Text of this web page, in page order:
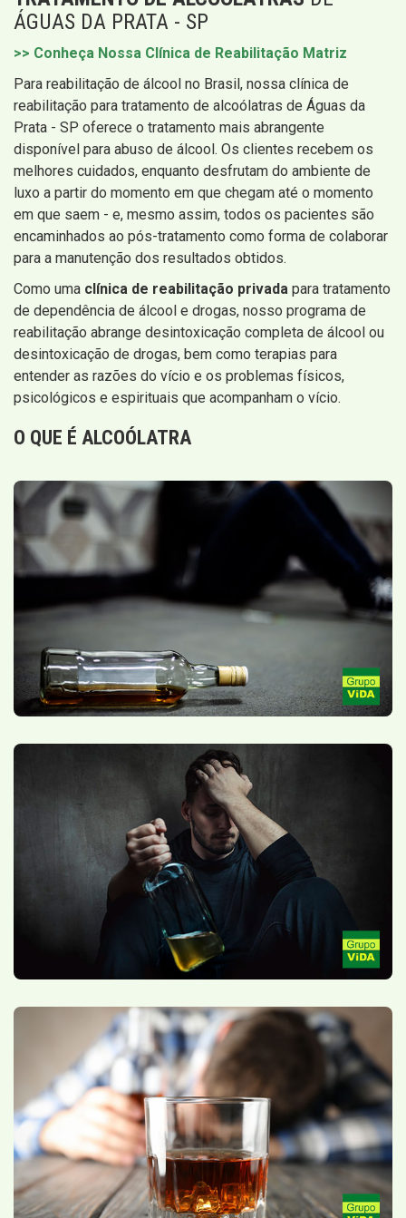
ÁGUAS DA PRATA - SP
>> Conheça Nossa Clínica de Reabilitação Matriz
Para reabilitação de álcool no Brasil, nossa clínica de
reabilitação para tratamento de alcoólatras de Águas da
Prata - SP oferece o tratamento mais abrangente
disponível para abuso de álcool. Os clientes recebem os
melhores cuidados, enquanto desfrutam do ambiente de
luxo a partir do momento em que chegam até o momento
em que saem - e, mesmo assim, todos os pacientes são
encaminhados ao pós-tratamento como forma de colaborar
para a manutenção dos resultados obtidos.
Como uma clínica de reabilitação privada para tratamento
de dependência de álcool e drogas, nosso programa de
reabilitação abrange desintoxicação completa de álcool ou
desintoxicação de drogas, bem como terapias para
entender as razões do vício e os problemas físicos,
psicológicos e espirituais que acompanham o vício.
O QUE É ALCOÓLATRA